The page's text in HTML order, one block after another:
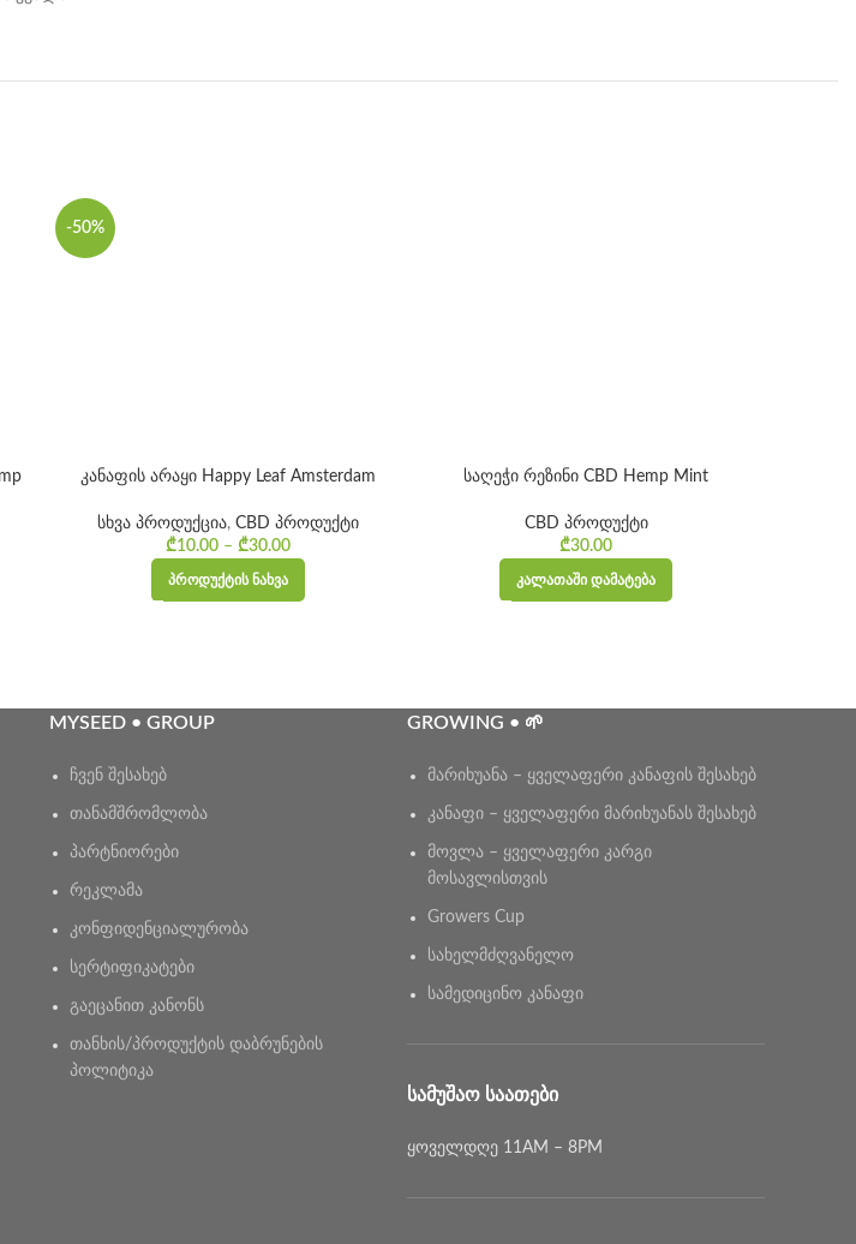
-50%
კანაფის არაყი Happy Leaf Amsterdam
სხვა პროდუქცია, CBD პროდუქტი
₾10.00 – ₾30.00
ᲞᲠᲝᲓᲣᲥᲢᲘᲡ ᲜᲐᲮᲕᲐ
საღეჭი რეზინი CBD Hemp Mint
CBD პროდუქტი
₾30.00
ᲙᲐᲚᲐᲗᲐᲨᲘ ᲓᲐᲛᲐᲢᲔᲑᲐ
MYSEED • GROUP
ჩვენ შესახებ
თანამშრომლობა
პარტნიორები
რეკლამა
კონფიდენციალურობა
სერტიფიკატები
გაეცანით კანონს
თანხის/პროდუქტის დაბრუნების
პოლიტიკა
GROWING • 🌱
მარიხუანა – ყველაფერი კანაფის შესახებ
კანაფი – ყველაფერი მარიხუანას შესახებ
მოვლა – ყველაფერი კარგი
მოსავლისთვის
Growers Cup
სახელმძღვანელო
სამედიცინო კანაფი
ᲡᲐᲛᲣᲨᲐᲝ ᲡᲐᲐᲗᲔᲑᲘ
ყოველდღე 11AM – 8PM